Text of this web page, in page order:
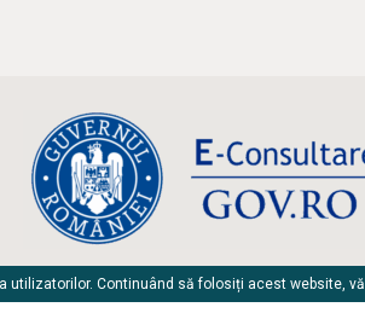
utilizatorilor. Continuând să folosiți acest website,